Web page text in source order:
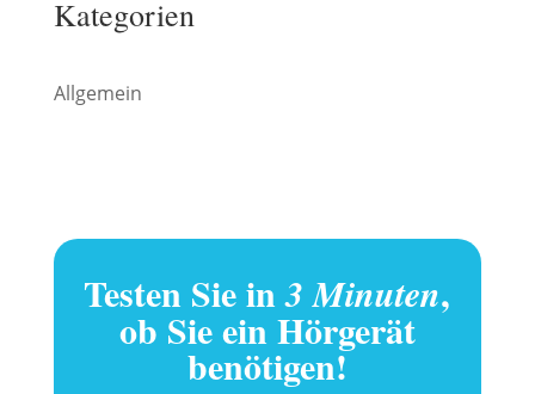
Kategorien
Allgemein
Testen Sie in3 Minuten,
ob Sie ein Hörgerät
benötigen!